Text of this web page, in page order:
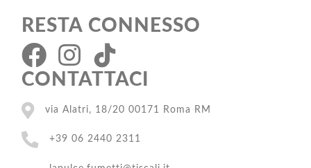
RESTA CONNESSO
CONTATTACI
via Alatri, 18/20 00171 Roma RM
+39 06 2440 2311